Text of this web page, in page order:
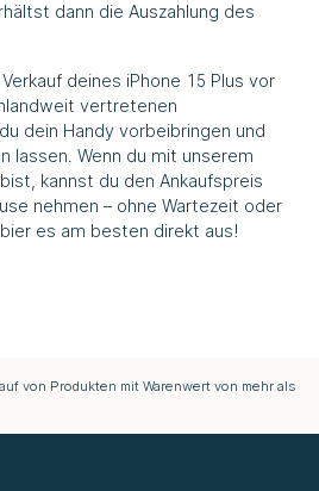
dann die Auszahlung des
deines iPhone 15 Plus vor
vertretenen
dein Handy vorbeibringen und
lassen. Wenn du mit unserem
kannst du den Ankaufspreis
nehmen – ohne Wartezeit oder
es am besten direkt aus!
von Produkten mit Warenwert von mehr als